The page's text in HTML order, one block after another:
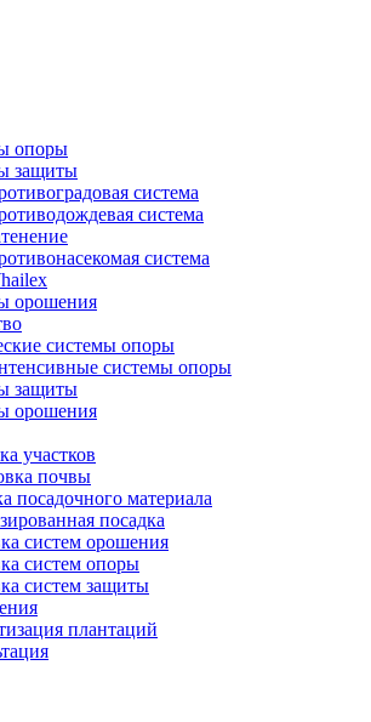
опоры
защиты
система
система
система
орошения
системы опоры
системы опоры
защиты
орошения
участков
почвы
посадочного материала
посадка
систем орошения
систем опоры
систем защиты
плантаций